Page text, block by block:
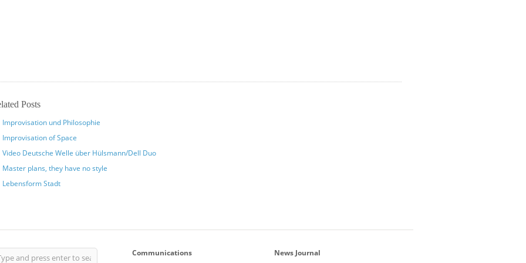
Posts
Improvisation und Philosophie
Improvisation of Space
Video Deutsche Welle über Hülsmann/Dell Duo
Master plans, they have no style
Lebensform Stadt
Communications News Journal